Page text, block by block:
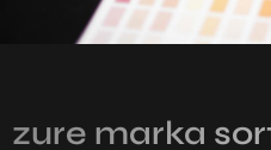
zure marka